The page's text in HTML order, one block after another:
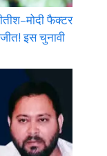
फैक्टर
जीत! इस चुनावी